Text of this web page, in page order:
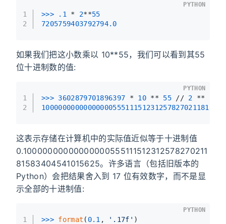
1
2
>>> .1 * 2**55
7205759403792794.0
PYTHON
如果我们把这小数乘以 10**55，我们可以看到其55
位十进制数的值:
1
2
>>> 3602879701896397 * 10 ** 55 // 2 **
PYTHON
这表示存储在计算机中的实际值近似等于十进制值
0.10000000000000000555111512312578270211
81583404541015625。许多语言（包括旧版本的
Python）会把结果舍入到 17 位有效数字，而不是显
示全部的十进制值:
1
>>> format ( 0.1 , '.17f' )
PYTHON